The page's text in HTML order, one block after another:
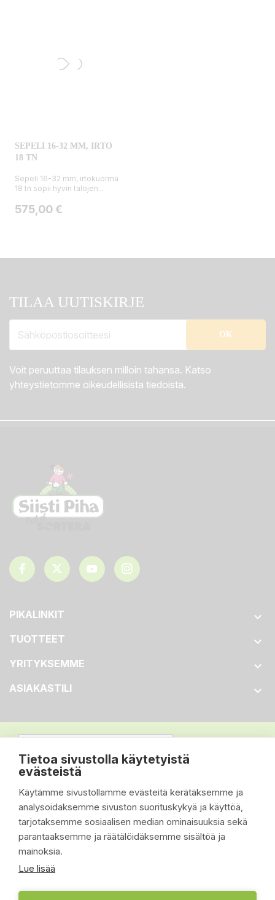
Tietoa sivustolla käytetyistä
evästeistä
Käytämme sivustollamme evästeitä kerätäksemme ja
analysoidaksemme sivuston suorituskykyä ja käyttöä,
tarjotaksemme sosiaalisen median ominaisuuksia sekä
parantaaksemme ja räätälöidäksemme sisältöä ja
mainoksia.
Lue lisää
SEPELI 16-32 MM, IRTO
18 TN
Sepeli 16-32 mm, irtokuorma
18 tn sopii hyvin talojen...
Hinta
575,00 €
TILAA UUTISKIRJE
Voit peruuttaa tilauksen milloin tahansa. Katso
yhteystietomme oikeudellisista tiedoista.
PIKALINKIT 
TUOTTEET 
YRITYKSEMME 
ASIAKASTILI 